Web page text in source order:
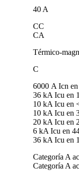
40 A
CC
CA
Térmico-
C
6000 A Icn
36 kA Icu en
10 kA Icu en
10 kA Icu en
20 kA Icu en
6 kA Icu en
36 kA Icu en
Categoría A
Categoría A